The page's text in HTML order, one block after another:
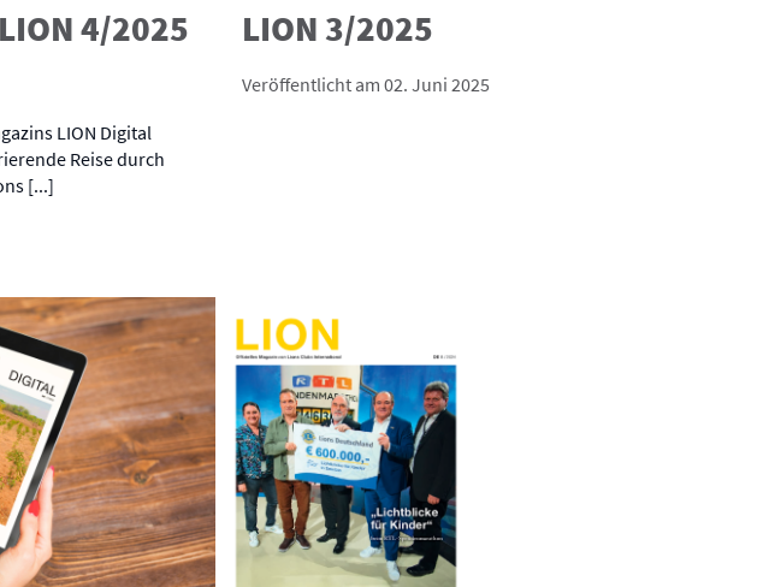
4/2025
LION Digital
Reise durch
[...]
LION 3/2025
Veröffentlicht am 02. Juni 2025